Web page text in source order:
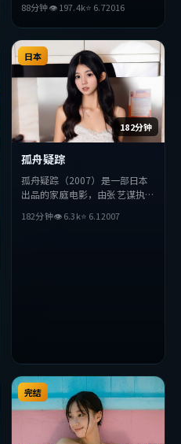
演。影片在叙事与视听上力求突
破，探讨人性与抉择，节奏张弛
有度，适合喜欢该类型的观众完
整观看。
88分钟👁197.4k⭐ 6.72016
182分钟
日本
孤舟疑踪
孤舟疑踪（2007）是一部日本
出品的家庭电影，由张艺谋执
主演。影片在叙事与视听上力求
182分钟👁6.3k⭐ 6.12007
完结